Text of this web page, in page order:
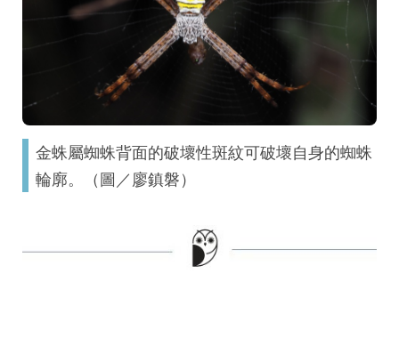
金蛛屬蜘蛛背面的破壞性斑紋可破壞自身的蜘蛛
輪廓。（圖／廖鎮磐）